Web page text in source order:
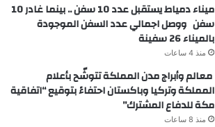
ميناء دمياط يستقبل عدد 10 سفن .. بينما غادر 10
سفن ووصل اجمالي عدد السفن الموجودة
بالميناء 26 سفينة
منذ 4 ساعات
معالم وأبراج مدن المملكة تتوشّح بأعلام
المملكة وتركيا وباكستان احتفاءً بتوقيع “اتفاقية
مكة للدفاع المشترك”
منذ 8 ساعات